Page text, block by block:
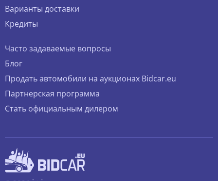
Варианты доставки
Кредиты
Часто задаваемые вопросы
Блог
Продать автомобили на аукционах Bidcar.eu
Партнерская программа
Стать официальным дилером
© 2026 bidcar.eu